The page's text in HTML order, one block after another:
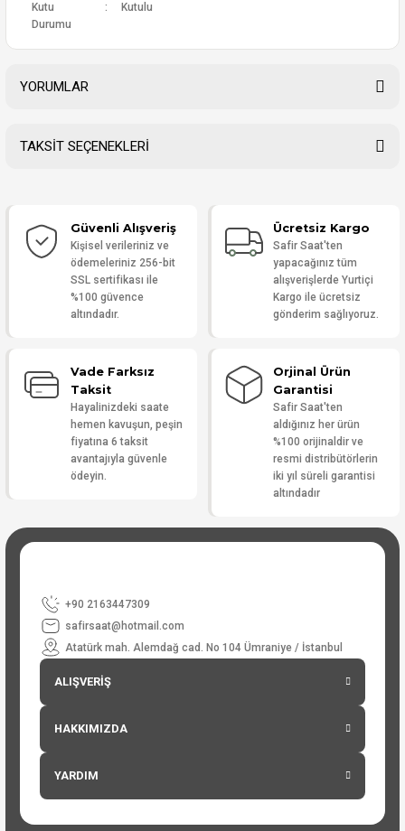
Kutu
Durumu
: Kutulu
YORUMLAR
Yorum Yaz
TAKSİT SEÇENEKLERİ
Güvenli Alışveriş
Kişisel verileriniz ve
ödemeleriniz 256-bit
SSL sertifikası ile
%100 güvence
altındadır.
Ücretsiz Kargo
Safir Saat'ten
yapacağınız tüm
alışverişlerde Yurtiçi
Kargo ile ücretsiz
gönderim sağlıyoruz.
Vade Farksız
Taksit
Hayalinizdeki saate
hemen kavuşun, peşin
fiyatına 6 taksit
avantajıyla güvenle
ödeyin.
Orjinal Ürün
Garantisi
Safir Saat'ten
aldığınız her ürün
%100 orijinaldir ve
resmi distribütörlerin
iki yıl süreli garantisi
altındadır
+90 2163447309
safirsaat@hotmail.com
Atatürk mah. Alemdağ cad. No 104 Ümraniye / İstanbul
ALIŞVERİŞ
HAKKIMIZDA
YARDIM